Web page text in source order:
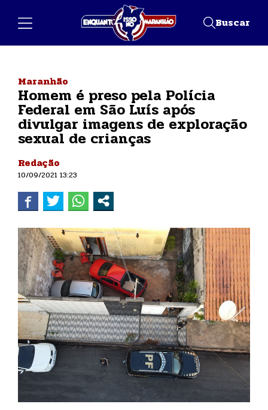
Buscar
Maranhão
Homem é preso pela Polícia
Federal em São Luís após
divulgar imagens de exploração
sexual de crianças
Redação
10/09/2021 13:23